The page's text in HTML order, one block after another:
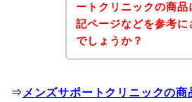
ートクリニックの商
記ページなどを参考
でしょうか？
⇒ メンズサポートクリニックの